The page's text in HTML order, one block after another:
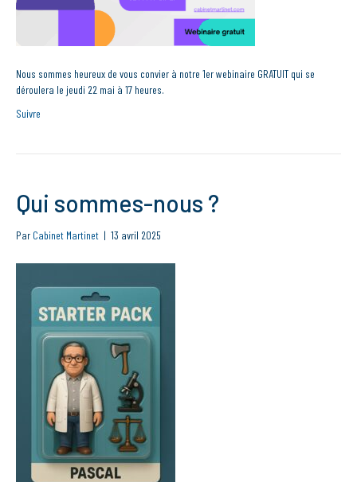
Nous sommes heureux de vous convier à notre 1er webinaire GRATUIT qui se
déroulera le jeudi 22 mai à 17 heures.
Suivre
Qui sommes-nous ?
Par Cabinet Martinet | 13 avril 2025